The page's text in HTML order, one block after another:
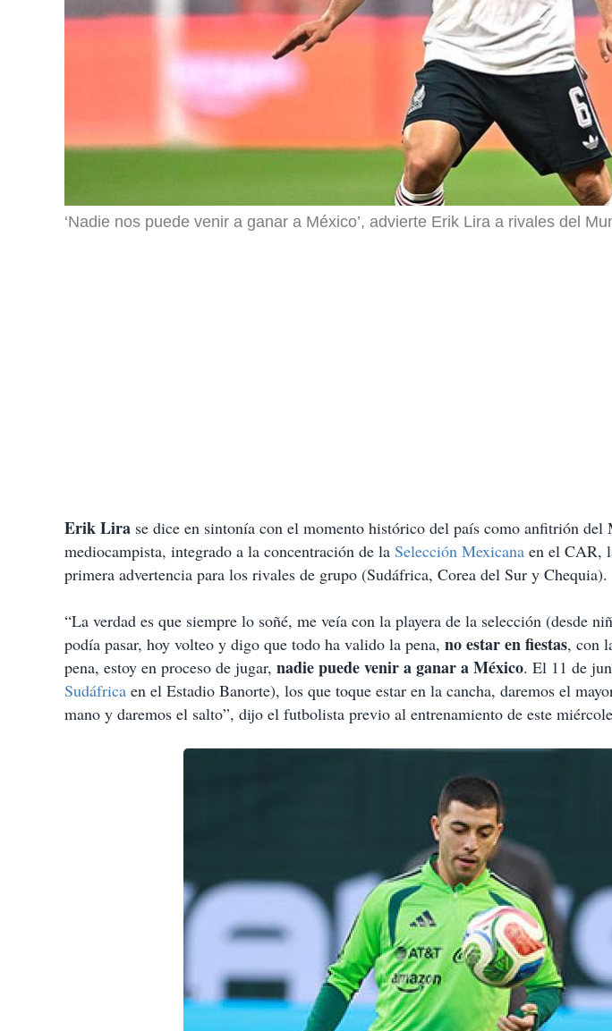
‘Nadie nos puede venir a ganar a México’, advierte Erik Lira a rivales del
Erik Lira se dice en sintonía con el momento histórico del país como anfitrión
mediocampista, integrado a la concentración de la Selección Mexicana en el CAR,
primera advertencia para los rivales de grupo (Sudáfrica, Corea del Sur y Chequia).
“La verdad es que siempre lo soñé, me veía con la playera de la selección (desde
podía pasar, hoy volteo y digo que todo ha valido la pena, no estar en fiestas, con
pena, estoy en proceso de jugar, nadie puede venir a ganar a México. El 11 de
Sudáfrica en el Estadio Banorte), los que toque estar en la cancha, daremos el
mano y daremos el salto”, dijo el futbolista previo al entrenamiento de este